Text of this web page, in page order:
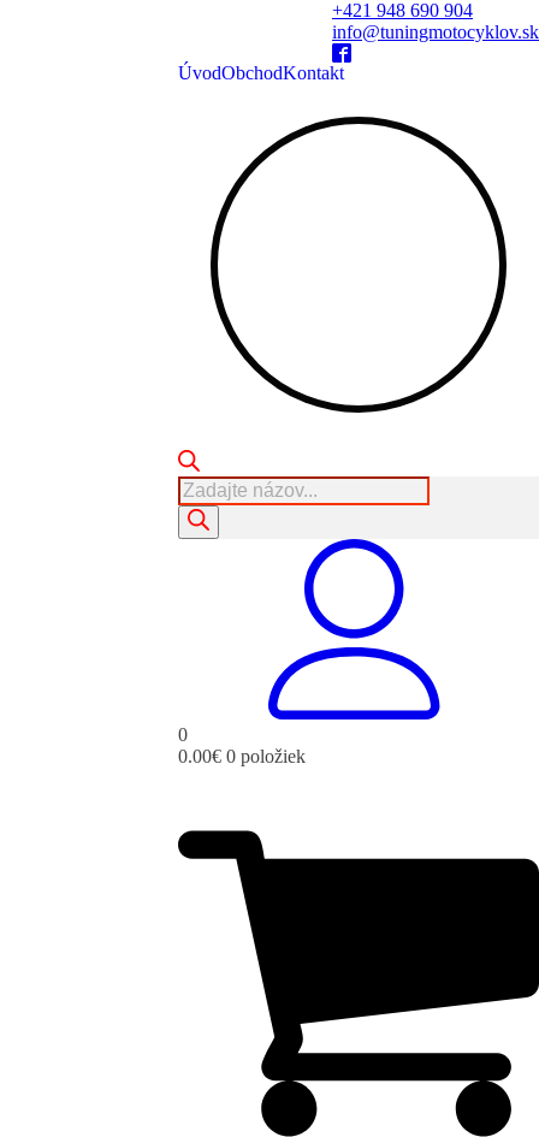
+421 948 690 904
info@tuningmotocyklov.sk
ÚvodObchodKontakt
Products
search
0
0.00€ 0 položiek